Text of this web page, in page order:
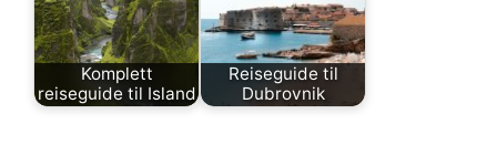
Komplett
reiseguide til Island
Reiseguide til
Dubrovnik